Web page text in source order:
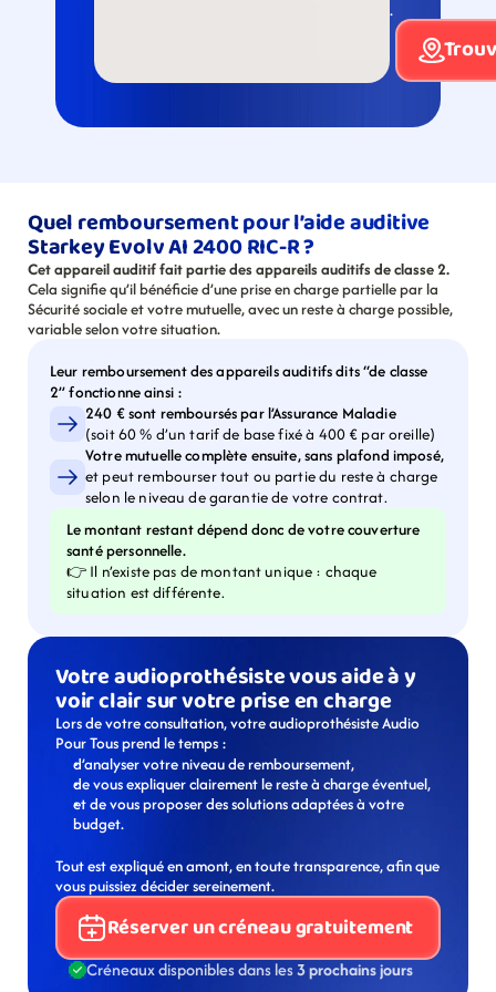
.
Quel remboursement pour l’aide auditive
Starkey Evolv AI 2400 RIC-R ?
Cet appareil auditif fait partie des appareils auditifs de classe 2.
Cela signifie qu’il bénéficie d’une prise en charge partielle par la
Sécurité sociale et votre mutuelle, avec un reste à charge possible,
variable selon votre situation.
Leur remboursement des appareils auditifs dits “de classe
2” fonctionne ainsi :
240 € sont remboursés par l’Assurance Maladie
(soit 60 % d’un tarif de base fixé à 400 € par oreille)
Votre mutuelle complète ensuite, sans plafond imposé,
et peut rembourser tout ou partie du reste à charge
selon le niveau de garantie de votre contrat.
Le montant restant dépend donc de votre couverture
santé personnelle.
👉 Il n’existe pas de montant unique : chaque
situation est différente.
Votre audioprothésiste vous aide à y
voir clair sur votre prise en charge
Lors de votre consultation, votre audioprothésiste Audio
Pour Tous prend le temps :
d’analyser votre niveau de remboursement,
de vous expliquer clairement le reste à charge éventuel,
et de vous proposer des solutions adaptées à votre
budget.
Tout est expliqué en amont, en toute transparence, afin que
vous puissiez décider sereinement.
Réserver un créneau gratuitement
Créneaux disponibles dans les 3 prochains jours